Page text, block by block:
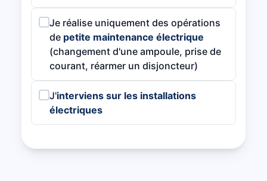
Je réalise uniquement des opérations
de petite maintenance électrique
(changement d'une ampoule, prise de
courant, réarmer un disjoncteur)
J'interviens sur les installations
électriques